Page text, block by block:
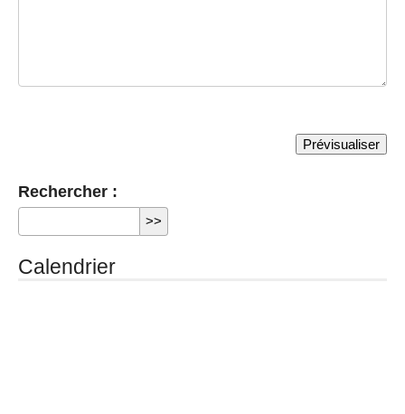
Rechercher :
Calendrier